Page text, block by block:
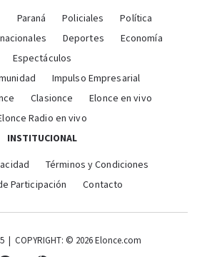
Paraná Policiales
Política
Deportes
Economía
Espectáculos
Impulso Empresarial
Clasionce
Elonce en vivo
Radio en vivo
INSTITUCIONAL
Términos y Condiciones
Participación
Contacto
| COPYRIGHT: © 2026 Elonce.com